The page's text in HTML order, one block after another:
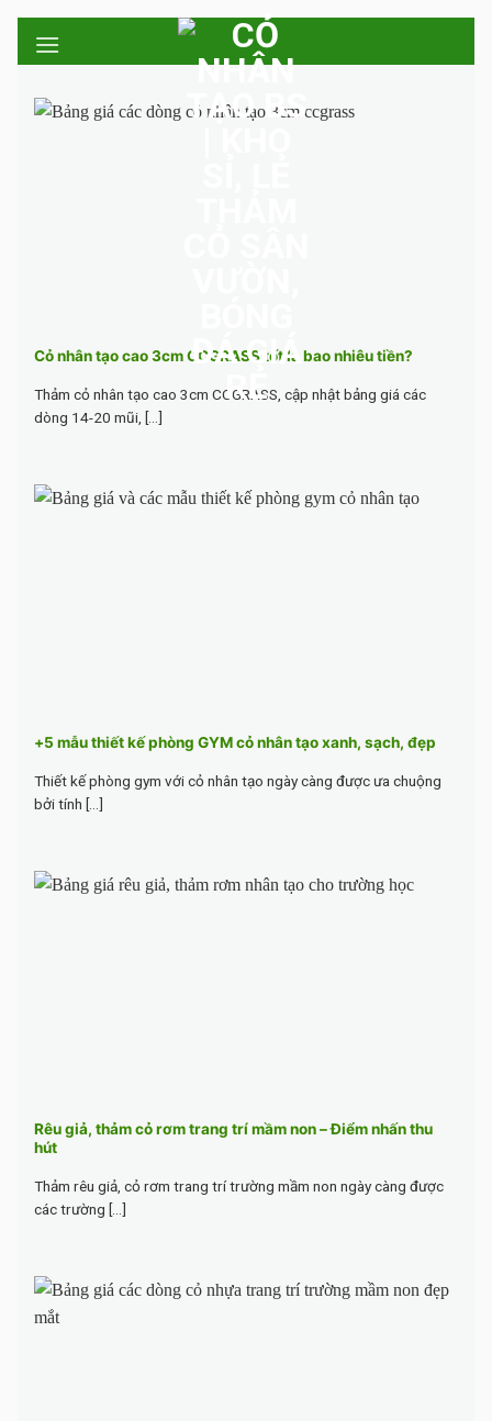
Cỏ nhân tạo cao 3cm CCGRASS tốt là bao nhiêu tiền?
Thảm cỏ nhân tạo cao 3cm CCGRASS, cập nhật bảng giá các
dòng 14-20 mũi, [...]
+5 mẫu thiết kế phòng GYM cỏ nhân tạo xanh, sạch, đẹp
Thiết kế phòng gym với cỏ nhân tạo ngày càng được ưa chuộng
bởi tính [...]
Rêu giả, thảm cỏ rơm trang trí mầm non – Điểm nhấn thu
hút
Thảm rêu giả, cỏ rơm trang trí trường mầm non ngày càng được
các trường [...]